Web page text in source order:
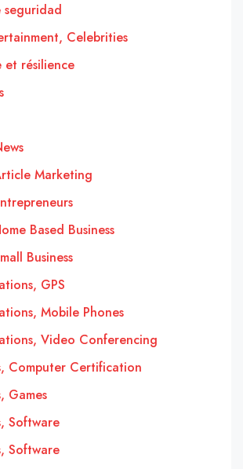
seguridad
Celebrities
et résilience
Marketing
Based Business
Business
GPS
Mobile Phones
Video Conferencing
Computer Certification
Games
Software
Software